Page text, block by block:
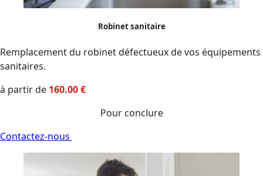
Robinet sanitaire
Remplacement du robinet défectueux de vos équipements
sanitaires.
à partir de 160.00€
Pour conclure
Contactez-nous